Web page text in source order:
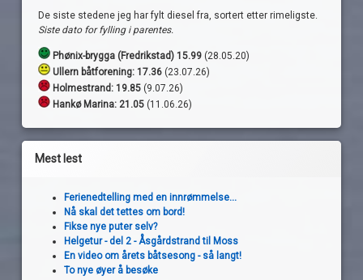
De siste stedene jeg har fylt diesel fra, sortert etter rimeligste.
Siste dato for fylling i parentes.
Phønix-brygga (Fredrikstad) 15.99 (28.05.20)
Ullern båtforening: 17.36 (23.07.26)
Holmestrand: 19.85 (9.07.26)
Hankø Marina: 21.05 (11.06.26)
Mest lest
Ferienedtelling med en innrømmelse...
Nå skal det tettes om bord!
Fikse nye puter selv?
Helgetur - del 2 - Åsgårdstrand til Moss
En video om årets båtsesong - så langt!
To nye øyer å besøke